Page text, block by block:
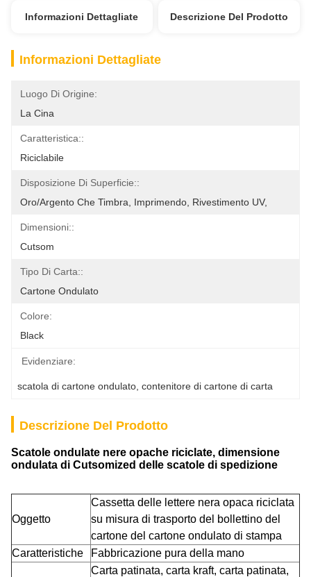
Informazioni Dettagliate Descrizione Del Prodotto
Informazioni Dettagliate
Luogo Di Origine:
La Cina
Caratteristica::
Riciclabile
Disposizione Di Superficie::
Oro/argento Che Timbra, Imprimendo, Rivestimento UV,
Dimensioni::
Cutsom
Tipo Di Carta::
Cartone Ondulato
Colore:
Black
Evidenziare:
scatola di cartone ondulato contenitore di cartone di carta
Descrizione Del Prodotto
Scatole ondulate nere opache riciclate, dimensione
ondulata di Cutsomized delle scatole di spedizione
Oggetto
Cassetta delle lettere nera opaca riciclata
su misura di trasporto del bollettino del
cartone del cartone ondulato di stampa
Caratteristiche
Fabbricazione pura della mano
Carta patinata, carta kraft, carta patinata,